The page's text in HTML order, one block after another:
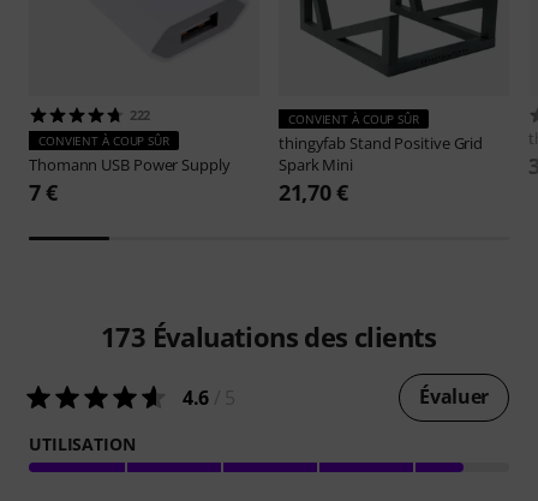
222
CONVIENT À COUP SÛR
Thomann USB Power Supply
7 €
CONVIENT À COUP SÛR
thingyfab Stand Positive Grid
Spark Mini
21,70 €
173 Évaluations des clients
4.6 Évaluer
UTILISATION